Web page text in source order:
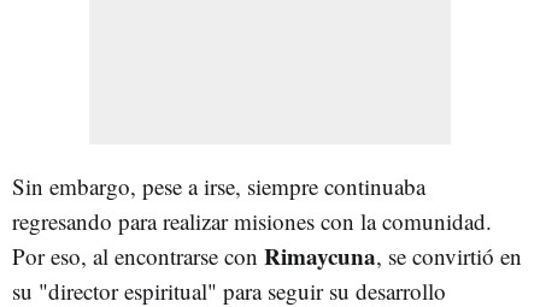
Sin embargo, pese a irse, siempre continuaba
regresando para realizar misiones con la comunidad.
Por eso, al encontrarse con Rimaycuna, se convirtió en
su "director espiritual" para seguir su desarrollo